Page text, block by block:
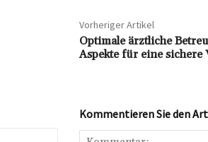
Vorheriger Artikel
Optimale ärztliche
Aspekte für eine sichere
Kommentieren Sie den